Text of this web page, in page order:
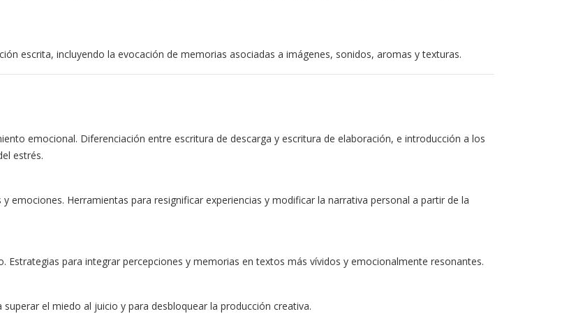
escrita, incluyendo la evocación de memorias asociadas a imágenes, sonidos, aromas y texturas.
emocional. Diferenciación entre escritura de descarga y escritura de elaboración, e introducción a los
estrés.
emociones. Herramientas para resignificar experiencias y modificar la narrativa personal a partir de la
Estrategias para integrar percepciones y memorias en textos más vívidos y emocionalmente resonantes.
el miedo al juicio y para desbloquear la producción creativa.